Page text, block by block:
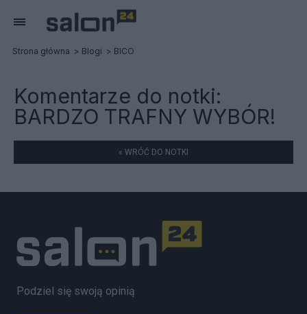
Strona główna Blogi BICO
Komentarze do notki:
BARDZO TRAFNY WYBÓR!
« WRÓĆ DO NOTKI
Podziel się swoją opinią